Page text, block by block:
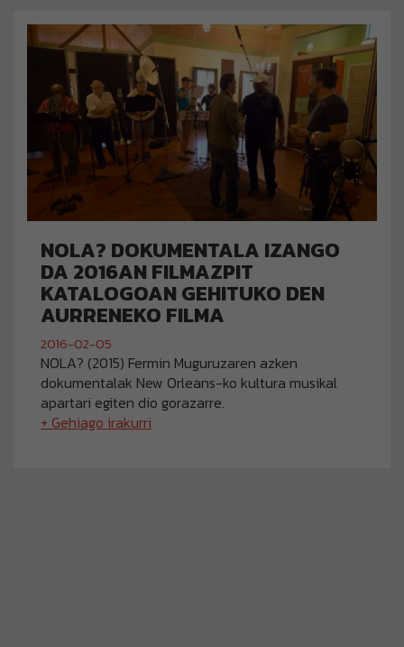
NOLA? DOKUMENTALA IZANGO
DA 2016AN FILMAZPIT
KATALOGOAN GEHITUKO DEN
AURRENEKO FILMA
2016-02-05
NOLA? (2015) Fermin Muguruzaren azken
dokumentalak New Orleans-ko kultura musikal
apartari egiten dio gorazarre.
+ Gehiago irakurri